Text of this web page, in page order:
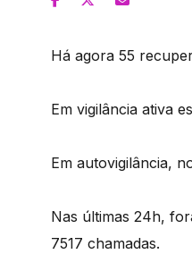
Há agora 55
Em vigilância ativa
Em autovigilância,
Nas últimas 24h,
7517 chamadas.